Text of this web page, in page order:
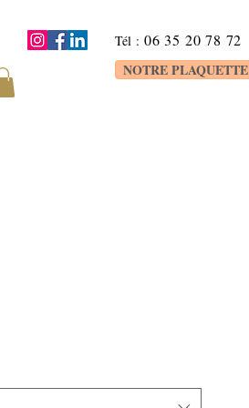
NOTRE PLAQUETTE
Tél : 06 35 20 78 72